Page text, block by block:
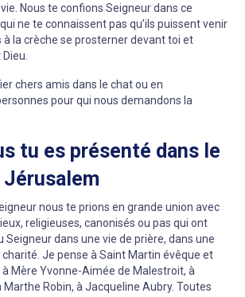
Nous te confions Seigneur dans ce
ne te connaissent pas qu’ils puissent venir
la crèche se prosterner devant toi et
Dieu.
chers amis dans le chat ou en
pour qui nous demandons la
tu es présenté dans le
nous te prions en grande union avec
religieuses, canonisés ou pas qui ont
Seigneur dans une vie de prière, dans une
Je pense à Saint Martin évêque et
à Mère Yvonne-Aimée de Malestroit, à
Marthe Robin, à Jacqueline Aubry. Toutes